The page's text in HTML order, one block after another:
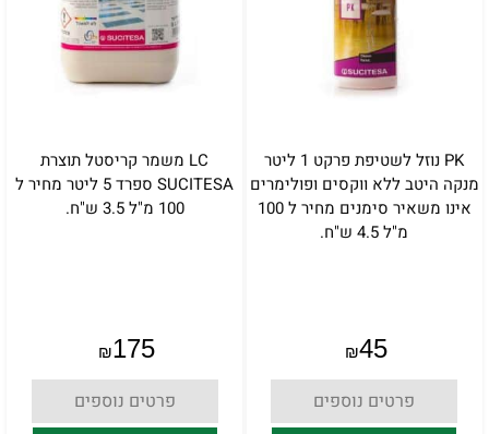
PK נוזל לשטיפת פרקט 1 ליטר
מנקה היטב ללא ווקסים ופולימרים
אינו משאיר סימנים מחיר ל 100
מ"ל 4.5 ש"ח.
₪45
פרטים נוספים
LC משמר קריסטל תוצרת
SUCITESA ספרד 5 ליטר מחיר ל
100 מ"ל 3.5 ש"ח.
₪175
פרטים נוספים